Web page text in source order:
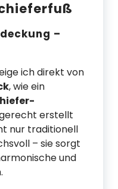
–
ich direkt von
, wie ein
erstellt
nur traditionell
– sie sorgt
und